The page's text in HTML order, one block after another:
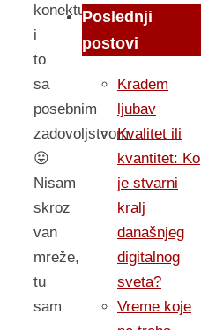
konektujem
i
to
sa
posebnim
zadovoljstvom.
😛
Nisam
skroz
van
mreže,
tu
sam
Poslednji
postovi
Kradem
ljubav
Kvalitet ili
kvantitet: Ko
je stvarni
kralj
današnjeg
digitalnog
sveta?
Vreme koje